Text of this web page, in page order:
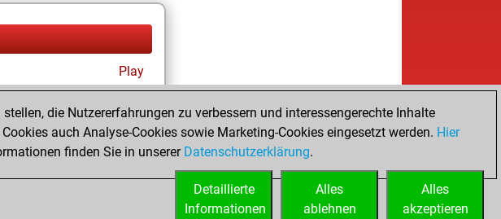
Play
die Nutzererfahrungen zu verbessern und interessengerechte Inhalte
auch Analyse-Cookies sowie Marketing-Cookies eingesetzt werden. Hier
finden Sie in unserer Datenschutzerklärung.
Alles
akzeptieren
Alles
ablehnen
Detaillierte
Informationen